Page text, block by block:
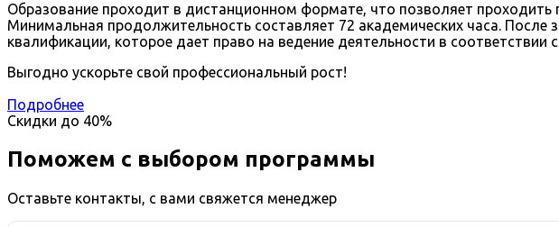
Образование проходит в дистанционном формате, что позволяет
Минимальная продолжительность составляет 72 академических часа.
квалификации, которое дает право на ведение деятельности в соответствии
Выгодно ускорьте свой профессиональный рост!
Подробнее
Скидки до 40%
Поможем с выбором программы
Оставьте контакты, с вами свяжется менеджер